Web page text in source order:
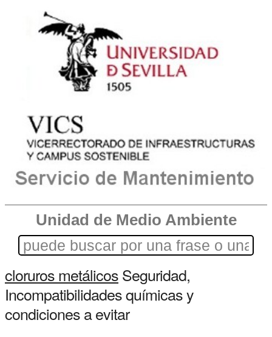
Unidad de Medio Ambiente
cloruros metálicosSeguridad,
Incompatibilidades químicas y
condiciones a evitar